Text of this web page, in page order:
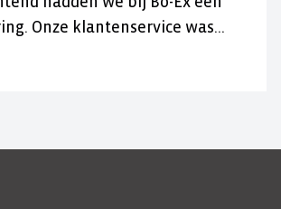
Onze klantenservice was